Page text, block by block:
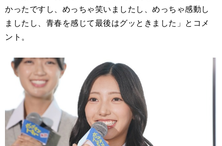
かったですし、めっちゃ笑いましたし、めっちゃ感動し
ましたし、青春を感じて最後はグッときました」とコメ
ント。